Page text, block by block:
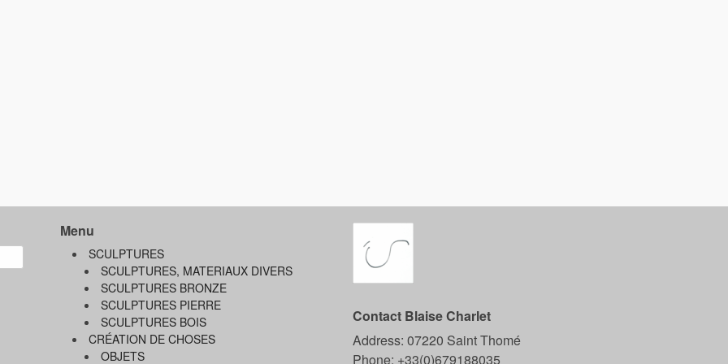
Menu
SCULPTURES
SCULPTURES, MATERIAUX DIVERS
SCULPTURES BRONZE
SCULPTURES PIERRE
SCULPTURES BOIS
CRÉATION DE CHOSES
OBJETS
Contact Blaise Charlet
Address: 07220 Saint Thomé
Phone: +33(0)679188035